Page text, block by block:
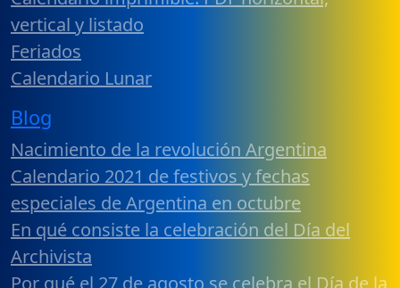
vertical y listado
Feriados
Calendario Lunar
Blog
Nacimiento de la revolución Argentina
Calendario 2021 de festivos y fechas
especiales de Argentina en octubre
En qué consiste la celebración del Día del
Archivista
Por qué el 27 de agosto se celebra el Día de la